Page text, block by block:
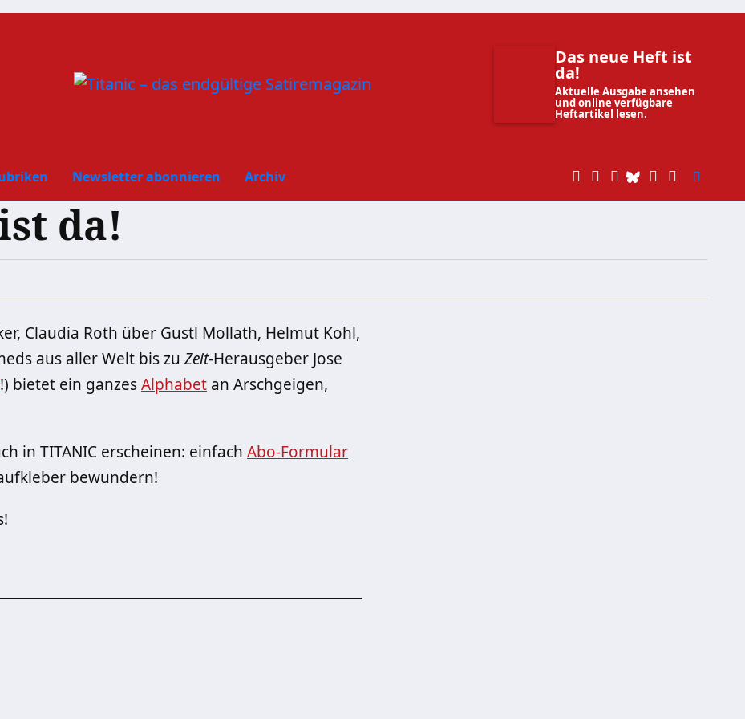
Das neue Heft ist
da!
Aktuelle Ausgabe ansehen
und online verfügbare
Heftartikel lesen.
Newsletter abonnieren Archiv
da!
Claudia Roth über Gustl Mollath, Helmut Kohl,
aus aller Welt bis zu Zeit-Herausgeber Jose
!) bietet ein ganzesAlphabet an Arschgeigen,
in TITANIC erscheinen: einfach Abo-Formular
bewundern!